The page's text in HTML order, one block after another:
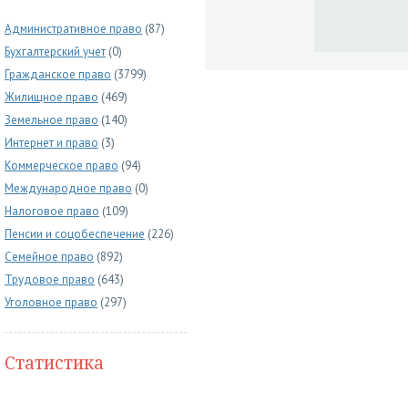
Административное право (87)
Бухгалтерский учет (0)
Гражданское право (3799)
Жилищное право (469)
Земельное право (140)
Интернет и право (3)
Коммерческое право (94)
Международное право (0)
Налоговое право (109)
Пенсии и соцобеспечение (226)
Семейное право (892)
Трудовое право (643)
Уголовное право (297)
Статистика